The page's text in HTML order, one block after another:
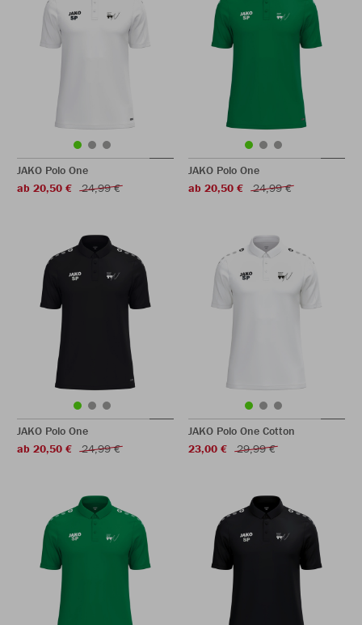
JAKO Polo One
ab 20,50 €
24,99 €
JAKO Polo One
ab 20,50 €
24,99 €
JAKO Polo One
ab 20,50 €
24,99 €
JAKO Polo One Cotton
23,00 €
29,99 €